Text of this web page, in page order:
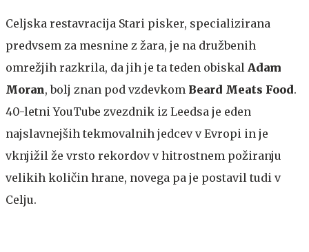
Celjska restavracija Stari pisker, specializirana
predvsem za mesnine z žara, je na družbenih
omrežjih razkrila, da jih je ta teden obiskal Adam
Moran, bolj znan pod vzdevkom Beard Meats Food.
40-letni YouTube zvezdnik iz Leedsa je eden
najslavnejših tekmovalnih jedcev v Evropi in je
vknjižil že vrsto rekordov v hitrostnem požiranju
velikih količin hrane, novega pa je postavil tudi v
Celju.